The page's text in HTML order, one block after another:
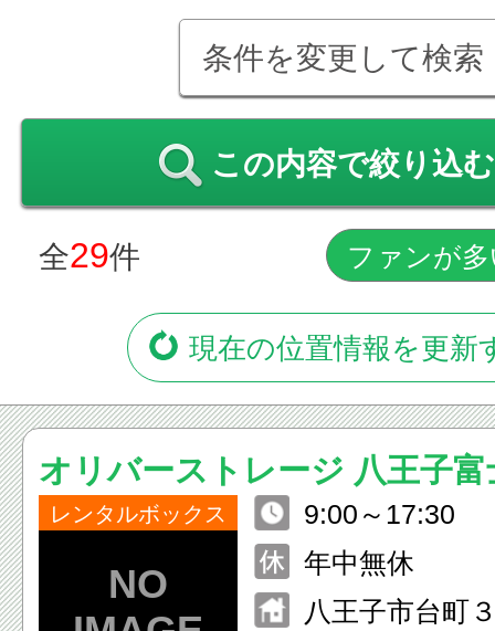
条件を変更して検索
この内容で絞り込む
全29件
現在の位置情報を更新
オリバーストレージ 八王子
ランクルーム
レンタルボックス
9:00～17:30
年中無休
八王子市台町